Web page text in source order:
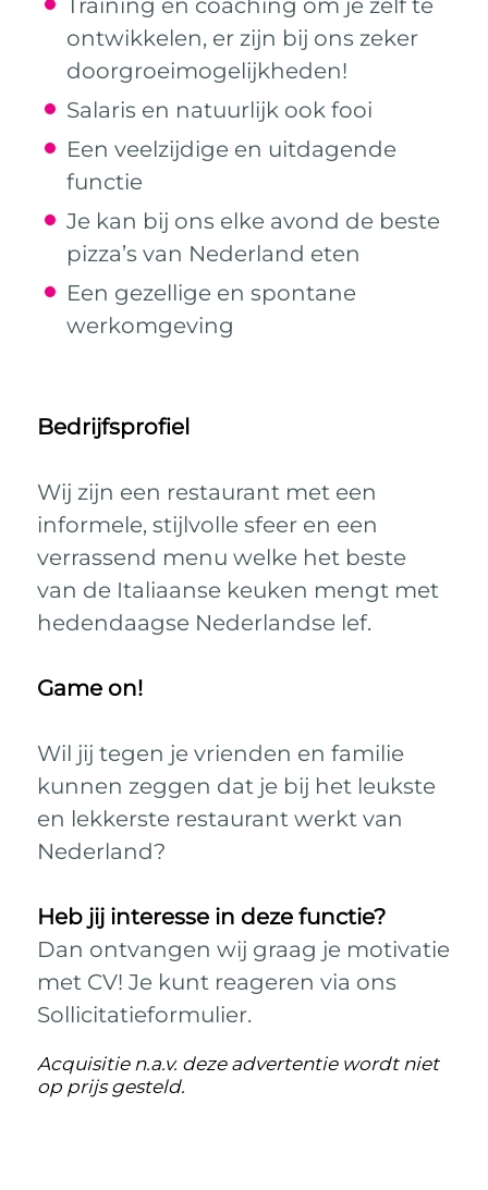
Training en coaching om je zelf te
ontwikkelen, er zijn bij ons zeker
doorgroeimogelijkheden!
Salaris en natuurlijk ook fooi
Een veelzijdige en uitdagende
functie
Je kan bij ons elke avond de beste
pizza’s van Nederland eten
Een gezellige en spontane
werkomgeving
Bedrijfsprofiel
Wij zijn een restaurant met een
informele, stijlvolle sfeer en een
verrassend menu welke het beste
van de Italiaanse keuken mengt met
hedendaagse Nederlandse lef.
Game on!
Wil jij tegen je vrienden en familie
kunnen zeggen dat je bij het leukste
en lekkerste restaurant werkt van
Nederland?
Heb jij interesse in deze functie?
Dan ontvangen wij graag je motivatie
met CV! Je kunt reageren via ons
Sollicitatieformulier.
Acquisitie n.a.v. deze advertentie wordt niet
op prijs gesteld.